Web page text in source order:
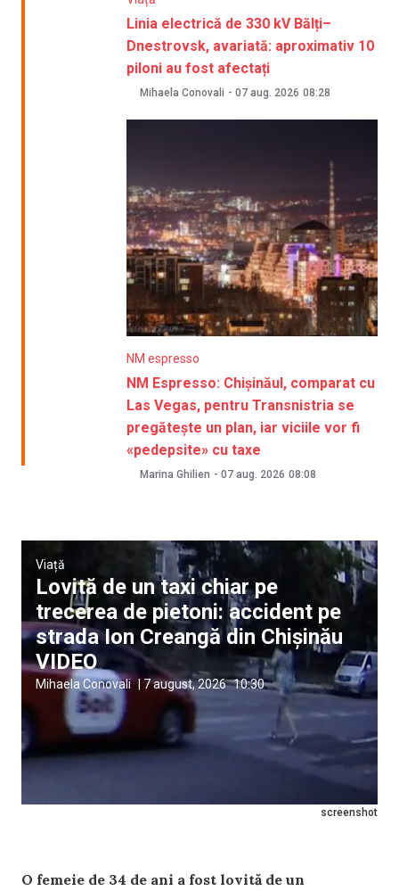
Linia electrică de 330 kV Bălți–
Dnestrovsk, avariată: aproximativ 10
piloni au fost afectați
Mihaela Conovali - 07 aug. 2026 08:28
NM espresso
NM Espresso: Chișinăul, comparat cu
Las Vegas, pentru Transnistria se
pregătește un plan, iar viciile vor fi
«pedepsite» cu taxe
Marina Ghilien - 07 aug. 2026 08:08
screenshot
Viață
Lovită de un taxi chiar pe
trecerea de pietoni: accident pe
strada Ion Creangă din Chișinău
VIDEO
Mihaela Conovali 7 august, 2026 10:30
O femeie de 34 de ani a fost lovită de un